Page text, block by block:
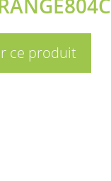
ce produit